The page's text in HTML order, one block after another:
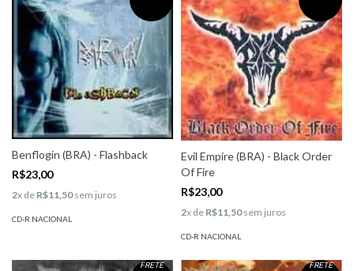
Benflogin (BRA) - Flashback
R$23,00
2x de R$11,50sem juros
CD-R NACIONAL
Evil Empire (BRA) - Black Order
Of Fire
R$23,00
2x de R$11,50sem juros
CD-R NACIONAL
FRETE
FRETE